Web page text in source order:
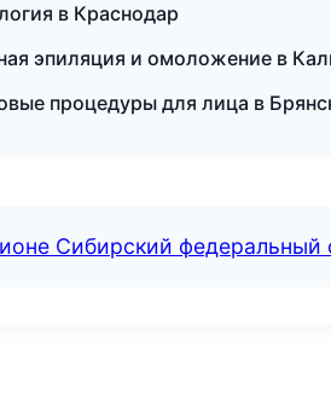
в Краснодар
эпиляция и омоложение в
процедуры для лица в
Сибирский федеральный